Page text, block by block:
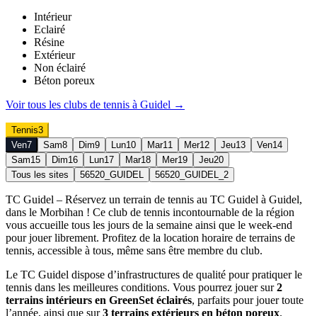
Intérieur
Eclairé
Résine
Extérieur
Non éclairé
Béton poreux
Voir tous les clubs de tennis à Guidel →
Tennis3
Ven7 Sam8 Dim9 Lun10 Mar11 Mer12 Jeu13 Ven14
Sam15 Dim16 Lun17 Mar18 Mer19 Jeu20
Tous les sites
56520_GUIDEL 56520_GUIDEL_2
TC Guidel – Réservez un terrain de tennis au TC Guidel à Guidel,
dans le Morbihan ! Ce club de tennis incontournable de la région
vous accueille tous les jours de la semaine ainsi que le week-end
pour jouer librement. Profitez de la location horaire de terrains de
tennis, accessible à tous, même sans être membre du club.
Le TC Guidel dispose d’infrastructures de qualité pour pratiquer le
tennis dans les meilleures conditions. Vous pourrez jouer sur2
terrains intérieurs en GreenSet éclairés, parfaits pour jouer toute
l’année, ainsi que sur3 terrains extérieurs en béton poreux.